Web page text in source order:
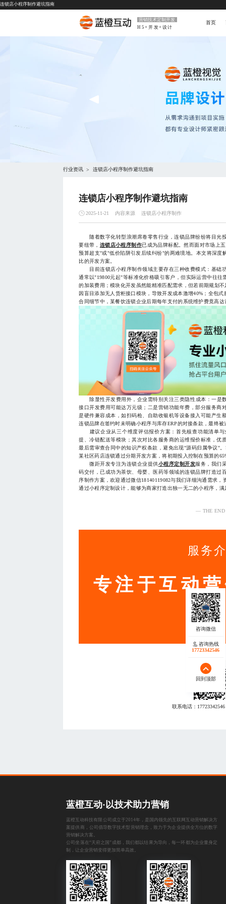
连锁店小程序制作避坑指南
营销技术定制开发
H5+开发+设计
首页
行业资讯 > 连锁店小程序制作避坑指南
连锁店小程序制作避坑指南
2025-11-21 内容来源 连锁店小程序制作
随着数字化转型浪潮席卷零售行业，连锁品牌纷纷将目光
要纽带， 连锁店小程序制作已成为品牌标配。然而面对市场上
预算超支"或"低价陷阱引发后续纠纷"的两难境地。本文将深度
比的开发方案。
目前连锁店小程序制作领域主要存在三种收费模式：基础
通常以"19800元起"等标准化价格吸引客户，但实际运营中往
的加装费用；模块化开发虽然能精准匹配需求，但若前期规划
因盲目添加无人货柜接口模块，导致开发成本激增40%；全包
合同细节中，某餐饮连锁企业后期每年支付的系统维护费竟高达
除显性开发费用外，企业需特别关注三类隐性成本：一是
接口开发费用可能达万元级；二是营销功能年费，部分服务商
是硬件兼容成本，如扫码枪、自助收银机等设备接入可能产生
连锁品牌在签约时未明确小程序与库存ERP的对接条款，最终
建议企业从三个维度评估报价方案：首先核查功能清单与
提、冷链配送等模块；其次对比各服务商的运维报价标准，优
最后需审查合同中的知识产权条款，避免出现"源码归属争议"
某社区药店连锁通过分期开发方案，将初期投入控制在预算的
微距开发专注为连锁企业提供小程序定制开发服务，我们
码交付，已成功为茶饮、母婴、医药等领域的连锁品牌打造过
序制作方案，欢迎通过微信18140119082与我们详细沟通需求
通过小程序定制设计，能够为商家打造出独一无二的小程序，
— THE
服务
专注于互动
联系电话： 17723342546
咨询热线
17723342546
回到顶部
蓝橙互动·以技术助力营销
蓝橙互动科技有限公司成立于2014年，是国内领先的互联网互动营销解决方
案提供商，公司倡导数字技术型营销理念，致力于为企业提供全方位的数字
营销解决方案。
公司坐落在“天府之国”成都，我们都以结果为导向，每一环都为企业量身定
制，让企业营销变得更加简单高效。